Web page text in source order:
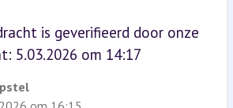
is geverifieerd door onze
5.03.2026 om 14:17